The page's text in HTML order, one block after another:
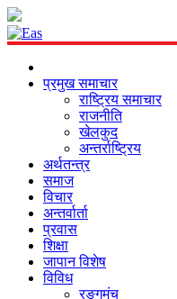
प्रमुख समाचार
राष्ट्रिय समाचार
राजनीति
खेलकुद
अन्तर्राष्ट्रिय
अर्थतन्त्र
समाज
विचार
अन्तर्वार्ता
प्रवास
शिक्षा
जापान विशेष
विविध
रङ्गमंच